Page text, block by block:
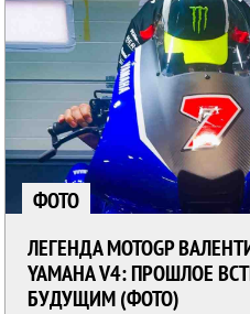
ФОТО
ЛЕГЕНДА MOTOGP
YAMAHA V4: ПРОШЛОЕ
БУДУЩИМ (ФОТО)